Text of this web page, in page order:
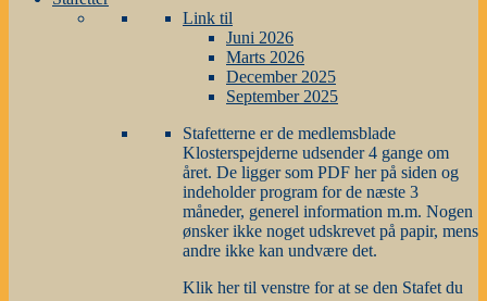
Link til
Juni 2026
Marts 2026
December 2025
September 2025
Stafetterne er de medlemsblade
Klosterspejderne udsender 4 gange om
året. De ligger som PDF her på siden og
indeholder program for de næste 3
måneder, generel information m.m. Nogen
ønsker ikke noget udskrevet på papir, mens
andre ikke kan undvære det.
Klik her til venstre for at se den Stafet du